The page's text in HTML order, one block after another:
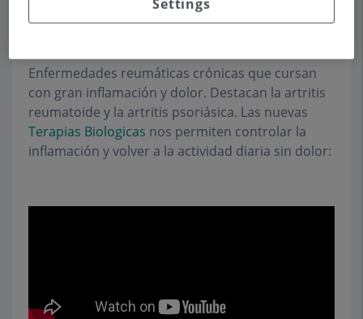
Artritis
Enfermedades reumáticas crónicas que cursan
con gran inflamación y dolor. Destacan la artritis
reumatoide y la artritis psoriásica. Las nuevas
Terapias Biologicas nos permiten controlar la
inflamación y volver a la actividad diaria sin dolor:
Settings